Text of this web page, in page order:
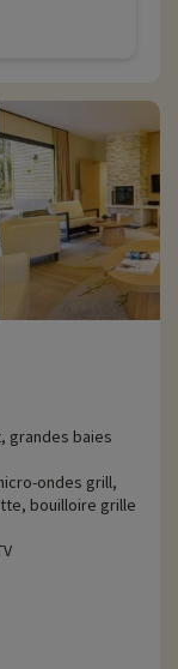
grandes baies
ondes grill,
bouilloire grille